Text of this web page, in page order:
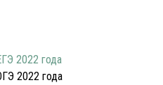
2022 года
2022 года